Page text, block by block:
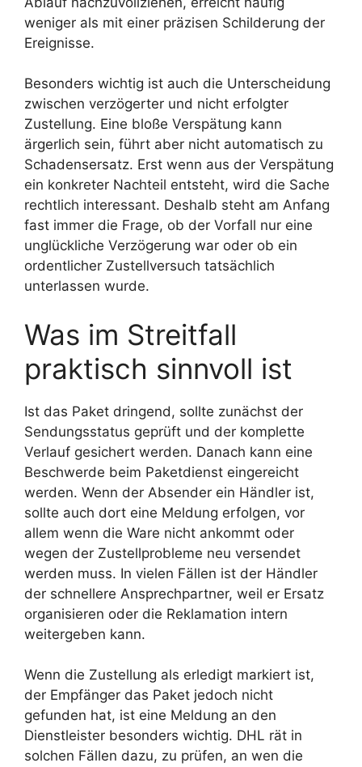
weniger als mit einer präzisen Schilderung der
Ereignisse.
Besonders wichtig ist auch die Unterscheidung
zwischen verzögerter und nicht erfolgter
Zustellung. Eine bloße Verspätung kann
ärgerlich sein, führt aber nicht automatisch zu
Schadensersatz. Erst wenn aus der Verspätung
ein konkreter Nachteil entsteht, wird die Sache
rechtlich interessant. Deshalb steht am Anfang
fast immer die Frage, ob der Vorfall nur eine
unglückliche Verzögerung war oder ob ein
ordentlicher Zustellversuch tatsächlich
unterlassen wurde.
Was im Streitfall
praktisch sinnvoll ist
Ist das Paket dringend, sollte zunächst der
Sendungsstatus geprüft und der komplette
Verlauf gesichert werden. Danach kann eine
Beschwerde beim Paketdienst eingereicht
werden. Wenn der Absender ein Händler ist,
sollte auch dort eine Meldung erfolgen, vor
allem wenn die Ware nicht ankommt oder
wegen der Zustellprobleme neu versendet
werden muss. In vielen Fällen ist der Händler
der schnellere Ansprechpartner, weil er Ersatz
organisieren oder die Reklamation intern
weitergeben kann.
Wenn die Zustellung als erledigt markiert ist,
der Empfänger das Paket jedoch nicht
gefunden hat, ist eine Meldung an den
Dienstleister besonders wichtig. DHL rät in
solchen Fällen dazu, zu prüfen, an wen die